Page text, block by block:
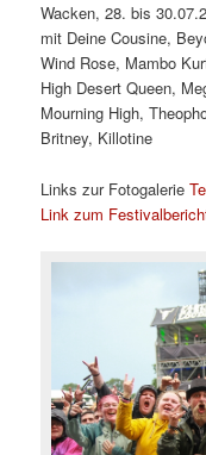
Wacken, 28. bis
mit Deine Cousine,
Wind Rose, Mambo
High Desert Queen,
Mourning High,
Britney, Killotine
Links zur Fotogalerie
Link zum